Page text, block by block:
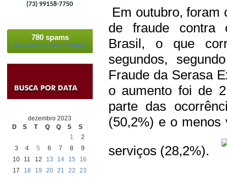
(73) 99158-7750
780 spams
bloqueados pelo Akismet
dezembro 2023
D
S T Q Q S
S
1
2
3
4 5 6 7 8
9
10
11 12 13 14 15
16
17
18 19 20 21 22
23
Em outubro, foram
de fraude contra
Brasil, o que
segundos,
Fraude da Serasa
o aumento foi de
parte das
(50,2%) e o
serviços (28,2%).